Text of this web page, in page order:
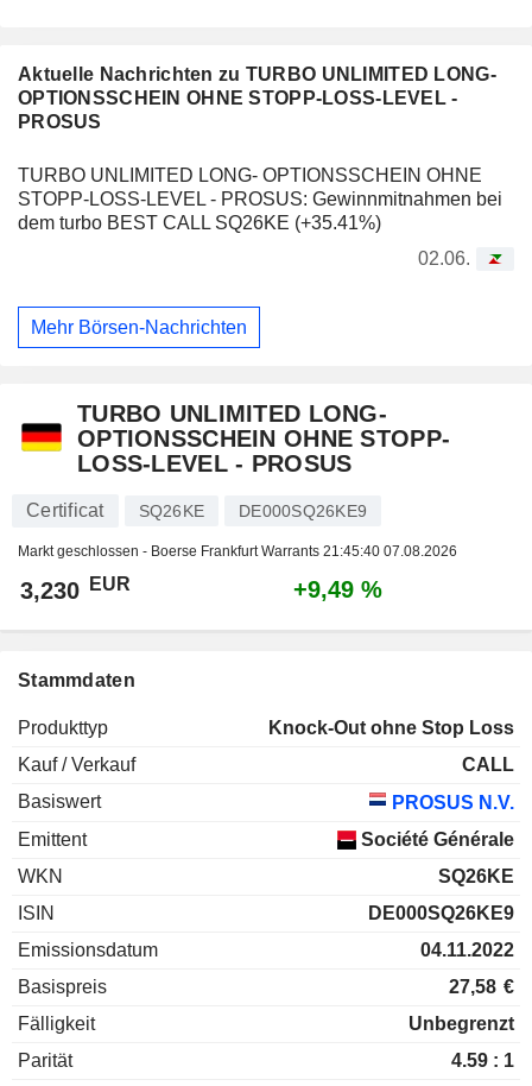
Aktuelle Nachrichten zu TURBO UNLIMITED LONG-
OPTIONSSCHEIN OHNE STOPP-LOSS-LEVEL -
PROSUS
TURBO UNLIMITED LONG- OPTIONSSCHEIN OHNE
STOPP-LOSS-LEVEL - PROSUS: Gewinnmitnahmen bei
dem turbo BEST CALL SQ26KE (+35.41%)
02.06.
Mehr Börsen-Nachrichten
TURBO UNLIMITED LONG-
OPTIONSSCHEIN OHNE STOPP-
LOSS-LEVEL - PROSUS
Certificat SQ26KE DE000SQ26KE9
Markt geschlossen - Boerse Frankfurt Warrants 21:45:40 07.08.2026
3,230 EUR +9,49 %
Stammdaten
Produkttyp
Knock-Out ohne Stop Loss
Kauf / Verkauf
CALL
Basiswert
PROSUS N.V.
Emittent
Société Générale
WKN
SQ26KE
ISIN
DE000SQ26KE9
Emissionsdatum
04.11.2022
Basispreis
27,58 €
Fälligkeit
Unbegrenzt
Parität
4.59 : 1